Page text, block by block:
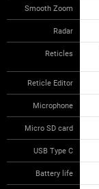
Smooth Zoom
Radar
Reticles
Reticle Editor
Microphone
Micro SD card
USB Type C
Battery life